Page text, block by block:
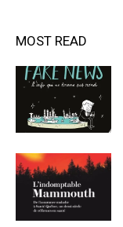
MOST READ